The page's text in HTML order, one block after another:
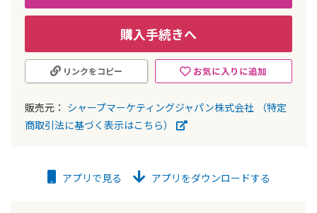
購入手続きへ
お気に入りに追加
リンクをコピー
販売元： シャープマーケティングジャパン株式会社
（特定
商取引法に基づく表示はこちら）
アプリで見る アプリをダウンロードする